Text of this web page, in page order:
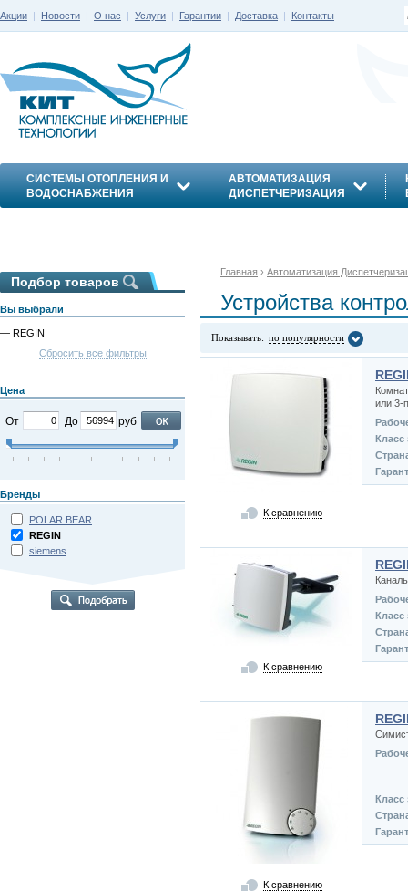
Акции | Новости | О нас | Услуги | Гарантии | Доставка | Контакты
СИСТЕМЫ ОТОПЛЕНИЯ И
ВОДОСНАБЖЕНИЯ
АВТОМАТИЗАЦИЯ
ДИСПЕТЧЕРИЗАЦИЯ
Главная › Автоматизация
Устройства
Показывать: по популярности
К сравнению
или 3-
Класс
К сравнению
Класс
К сравнению
Класс
Подбор товаров
Вы выбрали
— REGIN
Сбросить все фильтры
Цена
От До руб
Бренды
POLAR BEAR
REGIN
siemens